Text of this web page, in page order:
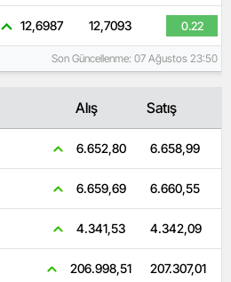
12,6987 12,7093 0.22
Son Güncellenme: 07 Ağustos 23:50
Alış Satış
6.652,80 6.658,99
6.659,69 6.660,55
4.341,53 4.342,09
206.998,51 207.307,01